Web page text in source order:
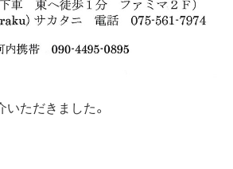
ただきました。